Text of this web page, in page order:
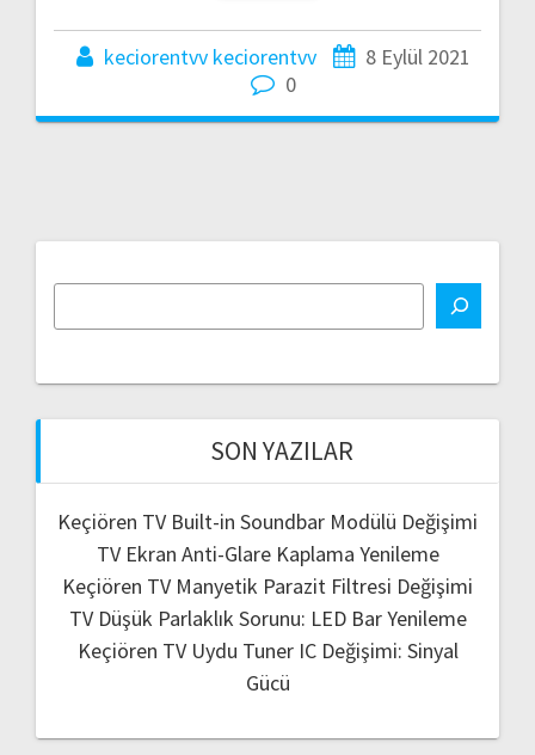
keciorentvv keciorentvv
8 Eylül 2021
0
SON YAZILAR
Keçiören TV Built-in Soundbar Modülü Değişimi
TV Ekran Anti-Glare Kaplama Yenileme
Keçiören TV Manyetik Parazit Filtresi Değişimi
TV Düşük Parlaklık Sorunu: LED Bar Yenileme
Keçiören TV Uydu Tuner IC Değişimi: Sinyal
Gücü